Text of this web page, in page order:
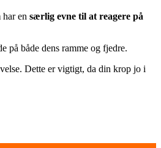
en særlig evne til at reagere på
på både dens ramme og fjedre.
Dette er vigtigt, da din krop jo i